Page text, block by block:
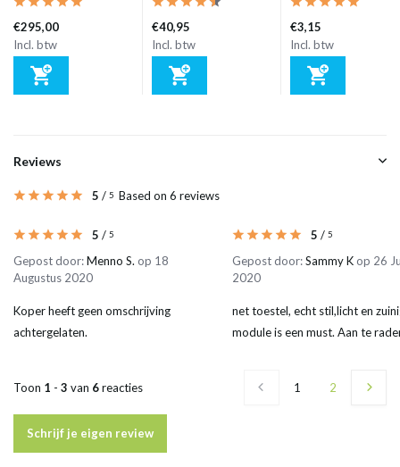
€295,00
Incl. btw
€40,95
Incl. btw
€3,15
Incl. btw
Reviews
5 / 5 Based on 6 reviews
5 / 5
Gepost door:Menno S. op 18
Augustus 2020
Koper heeft geen omschrijving
achtergelaten.
5 / 5
Gepost door:Sammy K op 26
2020
net toestel, echt stil,licht en
module is een must. Aan te
Toon 1 - 3 van 6reacties 1 2
Schrijf je eigen review